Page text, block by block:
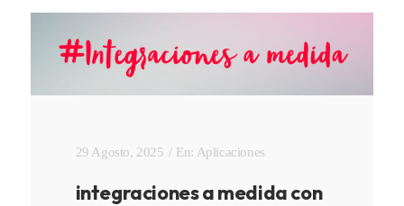
29 Agosto, 2025 En: Aplicaciones
integraciones a medida con